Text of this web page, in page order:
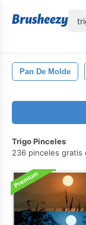
Pan De Molde
Trigo Pinceles
236 pinceles gratis